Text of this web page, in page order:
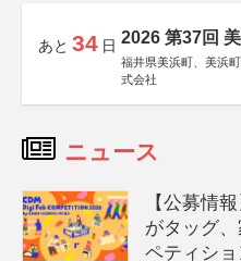
あと 34 日 2026 第37回
福井県美浜町、美浜
式会社
ニュース
【公募情
がタッグ
ペティシ